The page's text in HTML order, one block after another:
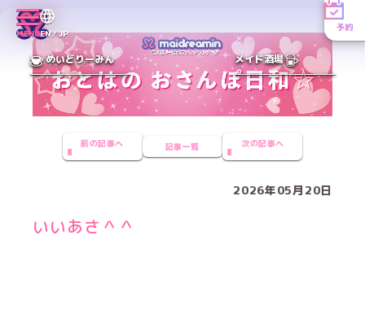
MENUEN／JP
予約
めいどりーみん メイド酒場
前の記事へ 記事一覧 次の記事へ
2026年05月20日
いいあさ＾＾